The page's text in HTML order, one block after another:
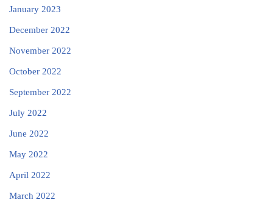
January 2023
December 2022
November 2022
October 2022
September 2022
July 2022
June 2022
May 2022
April 2022
March 2022